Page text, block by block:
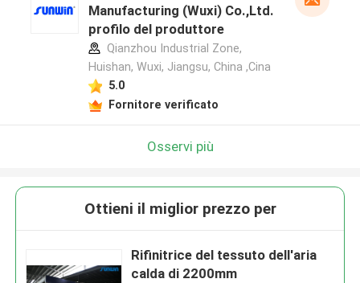
Manufacturing (Wuxi) Co.,Ltd.
profilo del produttore
Qianzhou Industrial Zone,
Huishan, Wuxi, Jiangsu, China ,Cina
5.0
Fornitore verificato
Osservi più
Ottieni il miglior prezzo per
Rifinitrice del tessuto dell'aria
calda di 2200mm